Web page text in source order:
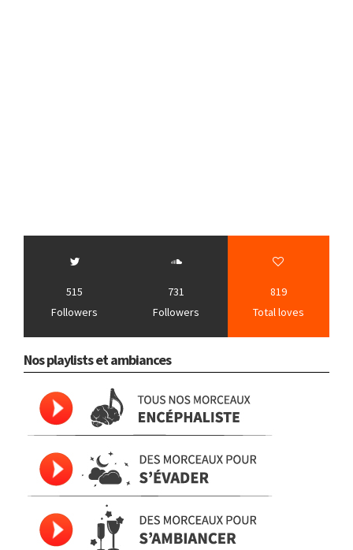
515
Followers
731
Followers
819
Total loves
Nos playlists et ambiances